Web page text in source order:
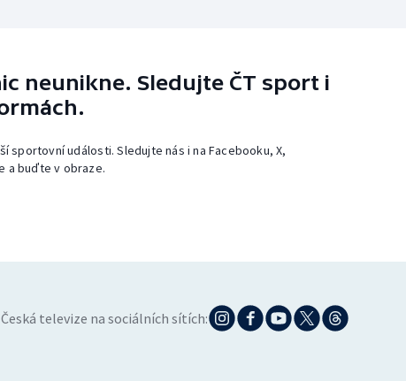
neunikne. Sledujte ČT sport i
sportovní události. Sledujte nás i na Facebooku, X,
a buďte v obraze.
Česká televize na sociálních sítích: